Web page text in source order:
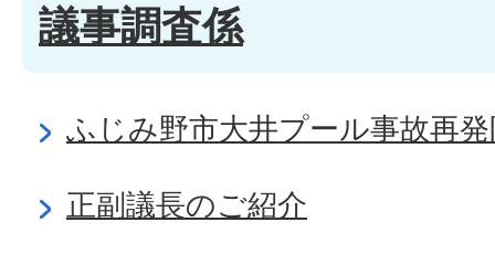
議事調査係
ふじみ野市大井プール事故再
正副議長のご紹介